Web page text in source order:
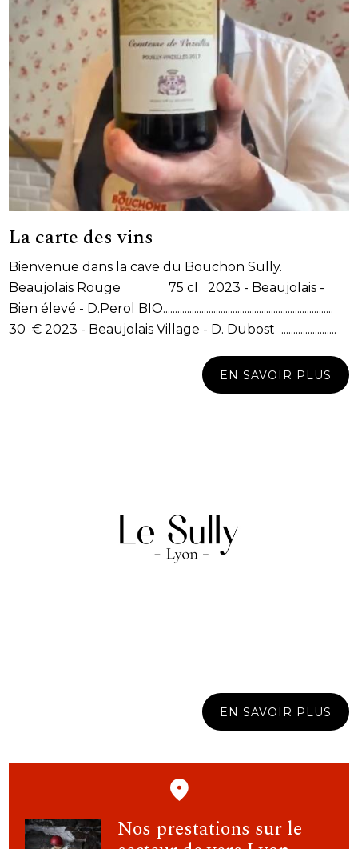
La carte des vins
Bienvenue dans la cave du Bouchon Sully.
Beaujolais Rouge 75 cl 2023 - Beaujolais -
Bien élevé - D.Perol BIO.......................................................................
30 € 2023 - Beaujolais Village - D. Dubost .......................
EN SAVOIR PLUS
EN SAVOIR PLUS
Nos prestations sur le